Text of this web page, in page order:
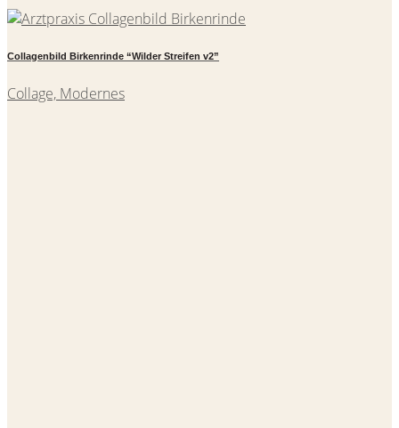
Collagenbild Birkenrinde “Wilder Streifen v2”
Collage, Modernes